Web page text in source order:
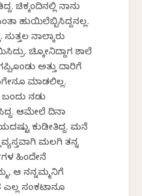
ಚಿಕ್ಕಂದಿನಲ್ಲಿ ನಾನು
ಹುಯಿಲೆಬ್ಬಿಸಿದ್ದನಲ್ಲ.
ನಾಲ್ಕಾರು
ಚಿಕ್ಕೋನಿದ್ದಾಗ ಶಾಲೆ
ಅತ್ತು ದಾರಿಗೆ
ಮಾಡಲಿಲ್ಲ.
ನಡು
ಆಮೇಲೆ ದಿನಾ
ಕುಡೀತಿದ್ದ. ಮನೆ
ಮಲಗಿ ತನ್ನ
ಹಿಂದೇನೆ
ಆ ನನ್ನಮ್ಮನಿಗೆ
ಎಲ್ಲ ಸಂಕಟಾನೂ